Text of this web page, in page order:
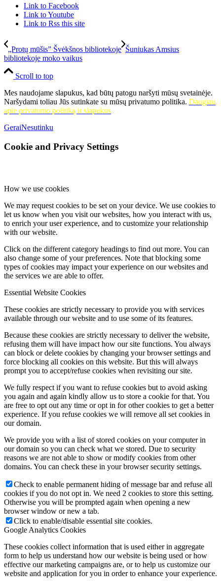
Link to Facebook
Link to Youtube
Link to Rss this site
„Protų mūšis” Švėkšnos bibliotekoje Šuniukas Amsius
bibliotekoje moko vaikus
Scroll to top
Mes naudojame slapukus, kad būtų patogu naršyti mūsų svetainėje.
Naršydami toliau Jūs sutinkate su mūsų privatumo politika. Daugiau
apie privatumo politiką ir slapukus
GeraiNesutinku
Cookie and Privacy Settings
How we use cookies
We may request cookies to be set on your device. We use cookies to
let us know when you visit our websites, how you interact with us,
to enrich your user experience, and to customize your relationship
with our website.
Click on the different category headings to find out more. You can
also change some of your preferences. Note that blocking some
types of cookies may impact your experience on our websites and
the services we are able to offer.
Essential Website Cookies
These cookies are strictly necessary to provide you with services
available through our website and to use some of its features.
Because these cookies are strictly necessary to deliver the website,
refusing them will have impact how our site functions. You always
can block or delete cookies by changing your browser settings and
force blocking all cookies on this website. But this will always
prompt you to accept/refuse cookies when revisiting our site.
We fully respect if you want to refuse cookies but to avoid asking
you again and again kindly allow us to store a cookie for that. You
are free to opt out any time or opt in for other cookies to get a better
experience. If you refuse cookies we will remove all set cookies in
our domain.
We provide you with a list of stored cookies on your computer in
our domain so you can check what we stored. Due to security
reasons we are not able to show or modify cookies from other
domains. You can check these in your browser security settings.
Check to enable permanent hiding of message bar and refuse all
cookies if you do not opt in. We need 2 cookies to store this setting.
Otherwise you will be prompted again when opening a new
browser window or new a tab.
Click to enable/disable essential site cookies.
Google Analytics Cookies
These cookies collect information that is used either in aggregate
form to help us understand how our website is being used or how
effective our marketing campaigns are, or to help us customize our
website and application for you in order to enhance your experience.